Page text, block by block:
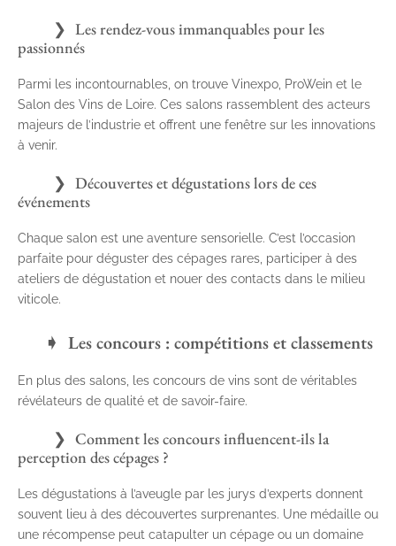
Les rendez-vous immanquables pour les
passionnés
Parmi les incontournables, on trouve Vinexpo, ProWein et le
Salon des Vins de Loire. Ces salons rassemblent des acteurs
majeurs de l’industrie et offrent une fenêtre sur les innovations
à venir.
Découvertes et dégustations lors de ces
événements
Chaque salon est une aventure sensorielle. C’est l’occasion
parfaite pour déguster des cépages rares, participer à des
ateliers de dégustation et nouer des contacts dans le milieu
viticole.
Les concours : compétitions et classements
En plus des salons, les concours de vins sont de véritables
révélateurs de qualité et de savoir-faire.
Comment les concours influencent-ils la
perception des cépages ?
Les dégustations à l’aveugle par les jurys d’experts donnent
souvent lieu à des découvertes surprenantes. Une médaille ou
une récompense peut catapulter un cépage ou un domaine